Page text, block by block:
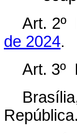
Art. 2º
de 2024.
Art. 3º
República.